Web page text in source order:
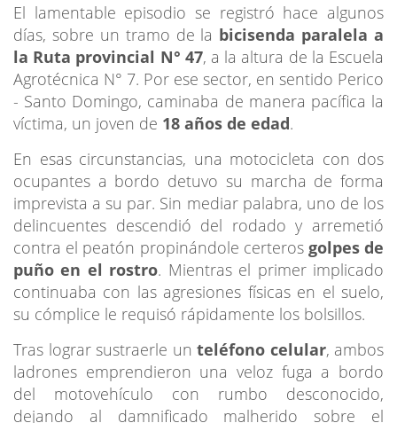
El lamentable episodio se registró hace algunos
días, sobre un tramo de la bicisenda paralela a
la Ruta provincial N° 47, a la altura de la Escuela
Agrotécnica N° 7. Por ese sector, en sentido Perico
- Santo Domingo, caminaba de manera pacífica la
víctima, un joven de 18 años de edad.
En esas circunstancias, una motocicleta con dos
ocupantes a bordo detuvo su marcha de forma
imprevista a su par. Sin mediar palabra, uno de los
delincuentes descendió del rodado y arremetió
contra el peatón propinándole certeros golpes de
puño en el rostro. Mientras el primer implicado
continuaba con las agresiones físicas en el suelo,
su cómplice le requisó rápidamente los bolsillos.
Tras lograr sustraerle un teléfono celular, ambos
ladrones emprendieron una veloz fuga a bordo
del motovehículo con rumbo desconocido,
dejando al damnificado malherido sobre el